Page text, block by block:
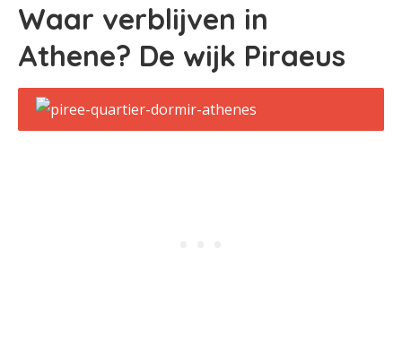
Waar verblijven in
Athene? De wijk Piraeus